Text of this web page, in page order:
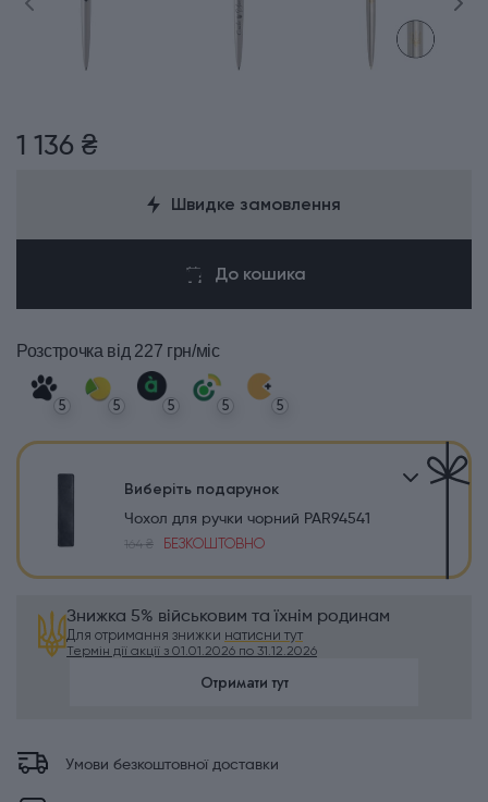
1 136 ₴
Швидке замовлення
До кошика
Розстрочка від 227 грн/міс
5 5 5 5 5
Виберіть подарунок
Чохол для ручки чорний PAR94541
164 ₴
БЕЗКОШТОВНО
Знижка 5% військовим та їхнім родинам
Для отримання знижки натисни тут
Термін дії акції з 01.01.2026 по 31.12.2026
Отримати тут
Умови безкоштовної доставки